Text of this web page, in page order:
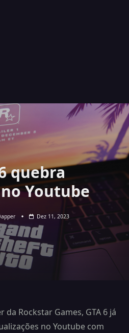
quebra
Youtube
Dez 11, 2023
Rockstar Games, GTA 6 já
no Youtube com